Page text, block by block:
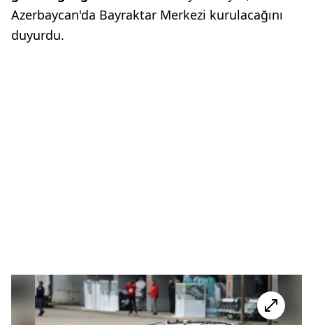
Azerbaycan'da Bayraktar Merkezi kurulacağını
duyurdu.